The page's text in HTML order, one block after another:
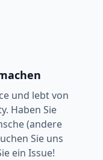
und lebt von
Haben Sie
(andere
Sie uns
ein Issue!